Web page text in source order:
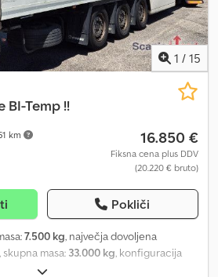
1 / 15
km
BI-Temp !!
16.850 €
Fiksna cena plus DDV
(20.220 € bruto)
Pokliči
7.500 kg, največja dovoljena
, skupna masa: 33.000 kg , konfiguracija
06/2016